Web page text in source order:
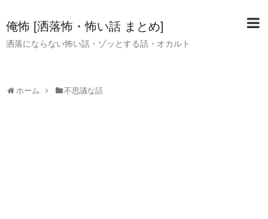
俺怖 [洒落怖・怖い話 まとめ]
洒落にならない怖い話・ゾッとする話・オカルト
ホーム 不思議な話